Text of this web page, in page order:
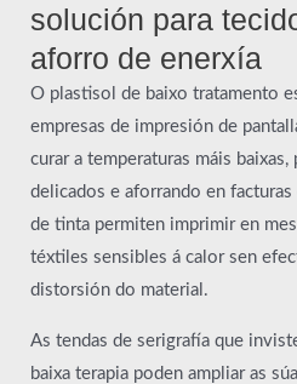
solución para
aforro de enerxía
O plastisol de baixo tratamento
empresas de impresión de
curar a temperaturas máis
delicados e aforrando en
de tinta permiten imprimir en
téxtiles sensibles á calor sen
distorsión do material.
As tendas de serigrafía que
baixa terapia poden ampliar as